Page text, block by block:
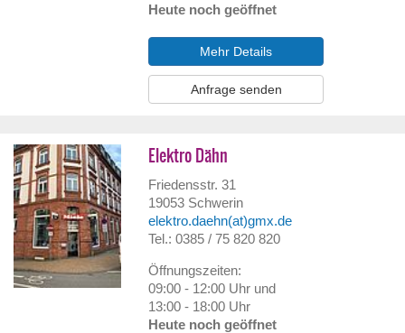
Heute noch geöffnet
Mehr Details
Anfrage senden
Elektro Dähn
Friedensstr. 31
19053 Schwerin
elektro.daehn(at)gmx.de
Tel.: 0385 / 75 820 820
Öffnungszeiten:
09:00 - 12:00 Uhr und
13:00 - 18:00 Uhr
Heute noch geöffnet